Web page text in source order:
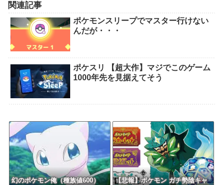
関連記事
ポケモンスリープでマスター行けない
んだが・・・
ポケスリ 【超大作】マジでこのゲーム
1000年先を見据えてそう
幻のポケモン俺（種族値600）
【悲報】ポケモン ガチ勢陰キャ